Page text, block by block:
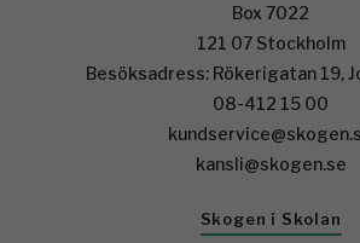
Box 7022
121 07 Stockholm
Besöksadress: Rökerigatan 19,
08-412 15 00
kansli@skogen.se
Skogen i Skolan